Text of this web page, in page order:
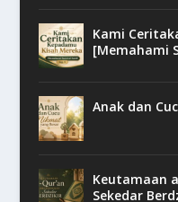
Kami
[Memahami
Anak dan
Keutamaan
Sekedar